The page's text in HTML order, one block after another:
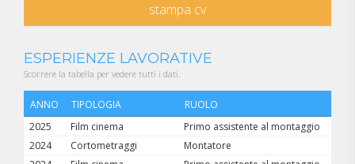
stampa cv
ESPERIENZE LAVORATIVE
Scorrere la tabella per vedere tutti i dati.
ANNO TIPOLOGIA RUOLO
2025
Film cinema Primo assistente al montaggio
2024
Cortometraggi Montatore